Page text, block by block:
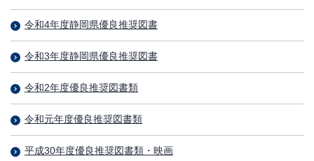
令和4年度静岡県優良推奨図書
令和3年度静岡県優良推奨図書
令和2年度優良推奨図書類
令和元年度優良推奨図書類
平成30年度優良推奨図書類・映画